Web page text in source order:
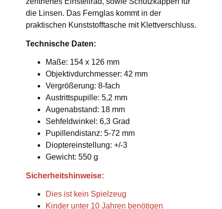
die Linsen. Das Fernglas kommt in der
praktischen Kunststofftasche mit Klettverschluss.
Technische Daten:
Maße: 154 x 126 mm
Objektivdurchmesser: 42 mm
Vergrößerung: 8-fach
Austrittspupille: 5,2 mm
Augenabstand: 18 mm
Sehfeldwinkel: 6,3 Grad
Pupillendistanz: 5-72 mm
Dioptereinstellung: +/-3
Gewicht: 550 g
Sicherheitshinweise:
Dies ist kein Spielzeug
Kinder unter 10 Jahren benötigen